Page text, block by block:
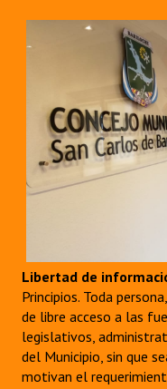
Libertad de
Principios. Toda
de libre acceso a las
legislativos,
del Municipio, sin que
motivan el